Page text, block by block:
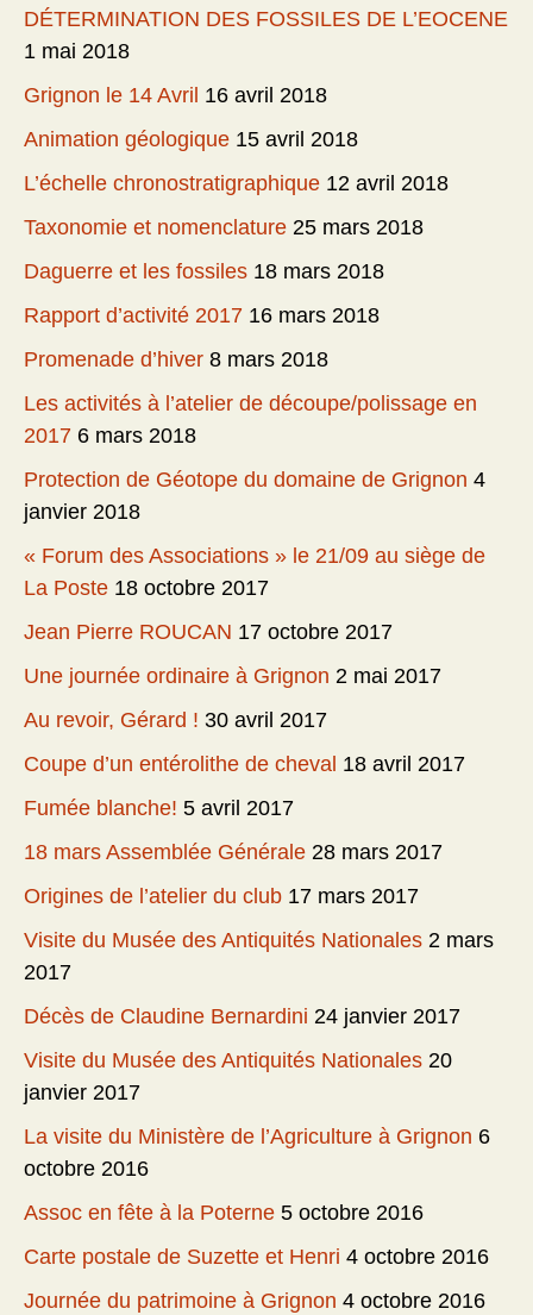
DÉTERMINATION DES FOSSILES DE L’EOCENE
1 mai 2018
Grignon le 14 Avril 16 avril 2018
Animation géologique 15 avril 2018
L’échelle chronostratigraphique 12 avril 2018
Taxonomie et nomenclature 25 mars 2018
Daguerre et les fossiles 18 mars 2018
Rapport d’activité 2017 16 mars 2018
Promenade d’hiver 8 mars 2018
Les activités à l’atelier de découpe/polissage en
2017 6 mars 2018
Protection de Géotope du domaine de Grignon 4
janvier 2018
« Forum des Associations » le 21/09 au siège de
La Poste 18 octobre 2017
Jean Pierre ROUCAN 17 octobre 2017
Une journée ordinaire à Grignon 2 mai 2017
Au revoir, Gérard ! 30 avril 2017
Coupe d’un entérolithe de cheval 18 avril 2017
Fumée blanche! 5 avril 2017
18 mars Assemblée Générale 28 mars 2017
Origines de l’atelier du club 17 mars 2017
Visite du Musée des Antiquités Nationales 2 mars
2017
Décès de Claudine Bernardini 24 janvier 2017
Visite du Musée des Antiquités Nationales 20
janvier 2017
La visite du Ministère de l’Agriculture à Grignon 6
octobre 2016
Assoc en fête à la Poterne 5 octobre 2016
Carte postale de Suzette et Henri 4 octobre 2016
Journée du patrimoine à Grignon 4 octobre 2016